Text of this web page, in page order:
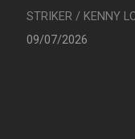
STRIKER / KENNY
09/07/2026